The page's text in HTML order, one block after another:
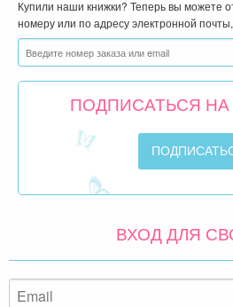
Купили наши книжки? Теперь вы можете
номеру или по адресу электронной
ПОДПИСАТЬСЯ
ВХОД ДЛЯ